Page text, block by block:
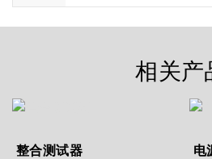
相关产
整合测试器
电